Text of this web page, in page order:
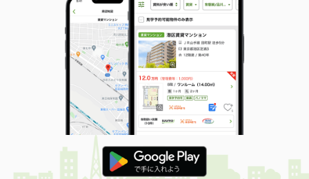
専有面積
40.8m²
間取り
1LDK
大阪府大阪市東淀川区西淡路３丁目１－５
価 格
6.40万円
住 所
大阪府大阪市東淀川区西淡路３丁目１
－５
専有面積 27.18m²
間取り
1K
大阪府豊中市待兼山町